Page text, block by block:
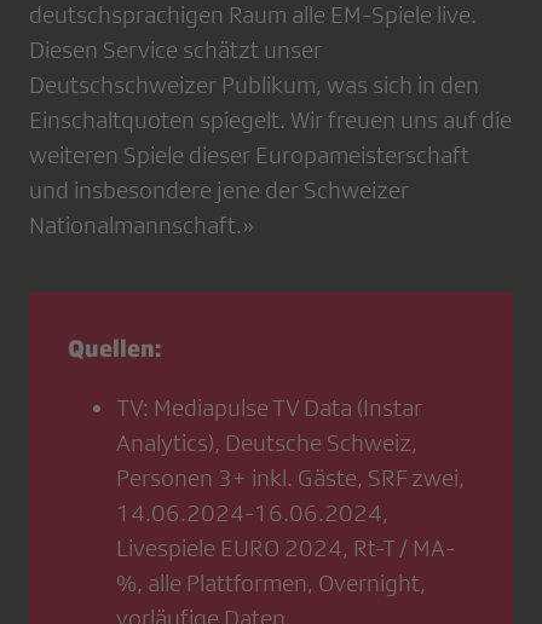
deutschsprachigen Raum alle EM-Spiele live.
Diesen Service schätzt unser
Deutschschweizer Publikum, was sich in den
Einschaltquoten spiegelt. Wir freuen uns auf die
weiteren Spiele dieser Europameisterschaft
und insbesondere jene der Schweizer
Nationalmannschaft.»
Quellen:
TV: Mediapulse TV Data (Instar
Analytics), Deutsche Schweiz,
Personen 3+ inkl. Gäste, SRF zwei,
14.06.2024-16.06.2024,
Livespiele EURO 2024, Rt-T / MA-
%, alle Plattformen, Overnight,
vorläufige Daten.